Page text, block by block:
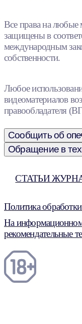
Все права на любые
защищены в
международным
собственности.
Любое
видеоматериалов
правообладателя
Сообщить об
Обращение в
СТАТЬИ
Политика
На
рекомендательные